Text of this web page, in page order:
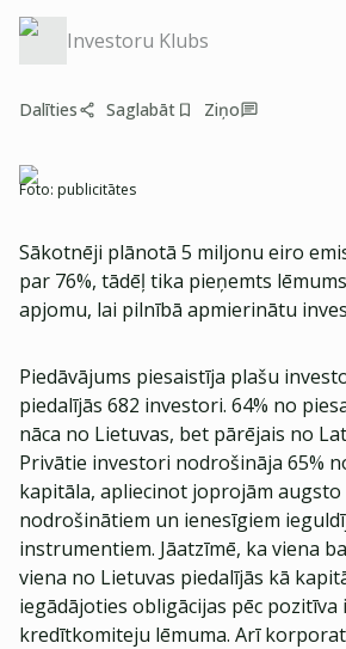
Investoru Klubs
Dalīties Saglabāt Ziņo
Foto: publicitātes
Sākotnēji plānotā 5 miljonu eiro
par 76%, tādēļ tika pieņemts
apjomu, lai pilnībā apmierinātu
Piedāvājums piesaistīja plašu
piedalījās 682 investori. 64% no
nāca no Lietuvas, bet pārējais no
Privātie investori nodrošināja 65%
kapitāla, apliecinot joprojām
nodrošinātiem un ienesīgiem
instrumentiem. Jāatzīmē, ka viena
viena no Lietuvas piedalījās kā
iegādājoties obligācijas pēc pozitīva
kredītkomiteju lēmuma. Arī